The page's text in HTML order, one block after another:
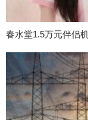
春水堂1.5万元伴侣